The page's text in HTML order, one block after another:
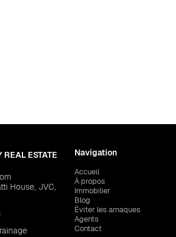
REAL ESTATE
House, JVC,
Navigation
Accueil
À propos
Immobilier
Blog
Éviter les arnaques
Agents
Contact